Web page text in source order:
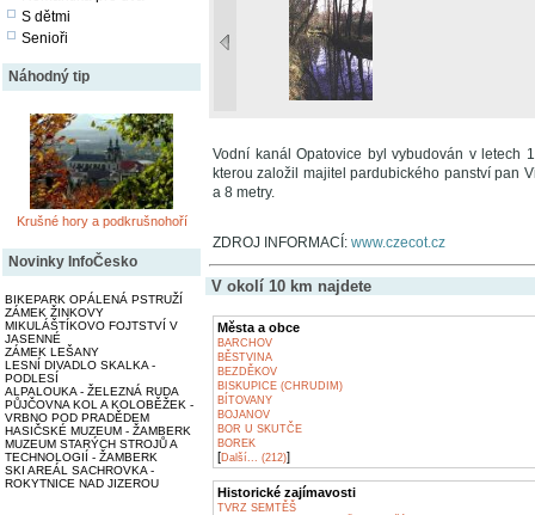
S dětmi
Senioři
Náhodný tip
Krušné hory a podkrušnohoří
Novinky InfoČesko
BIKEPARK OPÁLENÁ PSTRUŽÍ
ZÁMEK ŽINKOVY
MIKULÁŠTÍKOVO FOJTSTVÍ V
JASENNÉ
ZÁMEK LEŠANY
LESNÍ DIVADLO SKALKA -
PODLESÍ
ALPALOUKA - ŽELEZNÁ RUDA
PŮJČOVNA KOL A KOLOBĚŽEK -
VRBNO POD PRADĚDEM
HASIČSKÉ MUZEUM - ŽAMBERK
MUZEUM STARÝCH STROJŮ A
TECHNOLOGIÍ - ŽAMBERK
SKI AREÁL SACHROVKA -
ROKYTNICE NAD JIZEROU
Vodní kanál Opatovice byl vybudován v letech
kterou založil majitel pardubického panství pan
a 8 metry.
ZDROJ INFORMACÍ: www.czecot.cz
V okolí 10 km najdete
Města a obce
BARCHOV
BĚSTVINA
BEZDĚKOV
BISKUPICE (CHRUDIM)
BÍTOVANY
BOJANOV
BOR U SKUTČE
BOREK
[Další... (212)]
Historické zajímavosti
TVRZ SEMTĚŠ